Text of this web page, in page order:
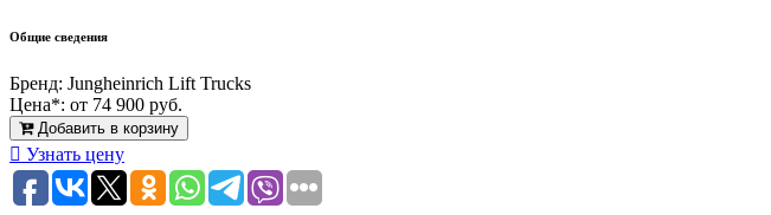
Общие сведения
Бренд: Jungheinrich Lift Trucks
Цена*: от 74 900 руб.
Добавить в корзину
Узнать цену